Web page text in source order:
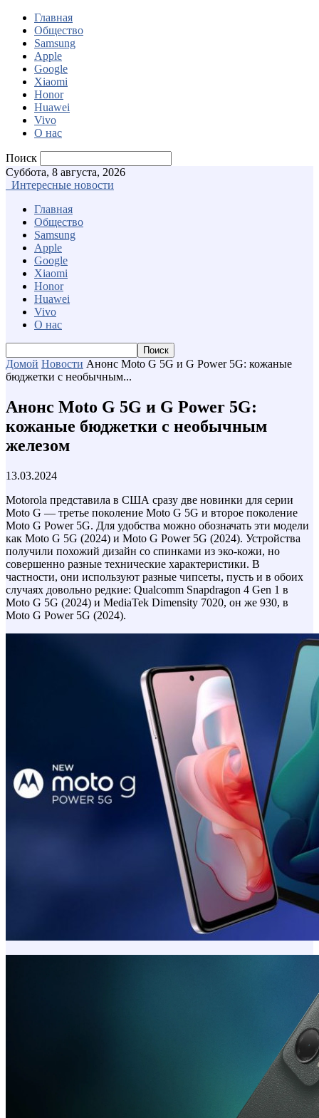
Главная
Общество
Samsung
Apple
Google
Xiaomi
Honor
Huawei
Vivo
О нас
Поиск
Суббота, 8 августа, 2026
Интересные новости
Главная
Общество
Samsung
Apple
Google
Xiaomi
Honor
Huawei
Vivo
О нас
Домой Новости Анонс Moto G 5G и G Power 5G: кожаные
бюджетки с необычным...
Анонс Moto G 5G и G Power 5G:
кожаные бюджетки с необычным
железом
13.03.2024
Motorola представила в США сразу две новинки для серии
Moto G — третье поколение Moto G 5G и второе поколение
Moto G Power 5G. Для удобства можно обозначать эти модели
как Moto G 5G (2024) и Moto G Power 5G (2024). Устройства
получили похожий дизайн со спинками из эко-кожи, но
совершенно разные технические характеристики. В
частности, они используют разные чипсеты, пусть и в обоих
случаях довольно редкие: Qualcomm Snapdragon 4 Gen 1 в
Moto G 5G (2024) и MediaTek Dimensity 7020, он же 930, в
Moto G Power 5G (2024).